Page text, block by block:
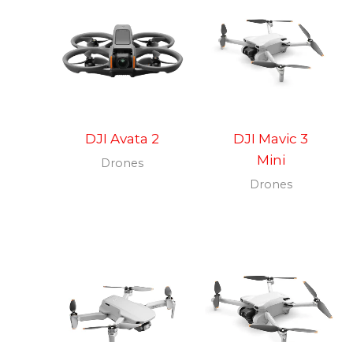
DJI Avata 2
Drones
DJI Mavic 3
Mini
Drones